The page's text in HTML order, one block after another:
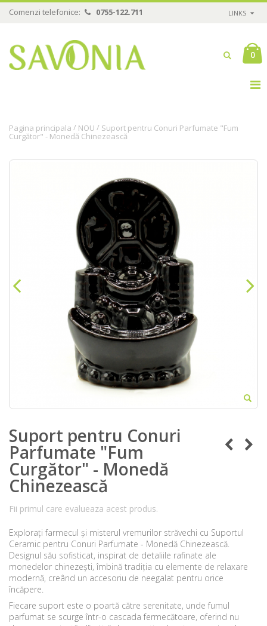
Comenzi telefonice: 0755-122.711 LINKS
0
Pagina principala / NOU / Suport pentru Conuri Parfumate "Fum
Curgător" - Monedă Chinezească
Suport pentru Conuri
Parfumate "Fum
Curgător" - Monedă
Chinezească
Fii primul care evalueaza acest produs.
Explorați farmecul și misterul vremurilor străvechi cu Suportul
Ceramic pentru Conuri Parfumate - Monedă Chinezească.
Designul său sofisticat, inspirat de detaliile rafinate ale
monedelor chinezești, îmbină tradiția cu elemente de relaxare
modernă, creând un accesoriu de neegalat pentru orice
încăpere.
Fiecare suport este o poartă către serenitate, unde fumul
parfumat se scurge într-o cascada fermecătoare, oferind nu